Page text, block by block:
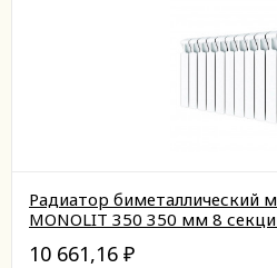
Радиатор биметаллический
MONOLIT 350 350 мм 8
10 661,16 ₽